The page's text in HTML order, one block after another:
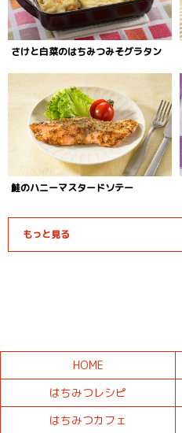
さけと白菜のはちみつみそグラタン
鮭のハニーマスタードソテー
もっと見る
HOME
はちみつレシピ
はちみつカフェ